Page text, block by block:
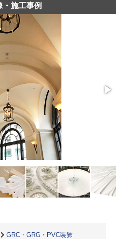
・施工事例
GRC・GRG・PVC装飾